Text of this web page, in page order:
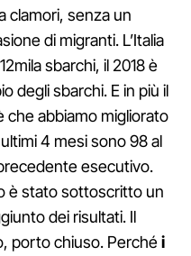
clamori, senza un
di migranti. L’Italia
sbarchi, il 2018 è
degli sbarchi. E in più il
che abbiamo migliorato
4 mesi sono 98 al
esecutivo.
è stato sottoscritto un
dei risultati. Il
porto chiuso. Perchéi